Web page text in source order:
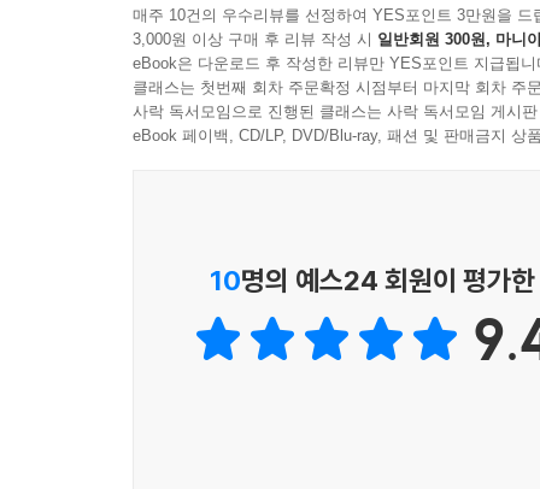
프루스트 이전 소설들의 종착지이자, 프루스트
프루스트의 『잃어버린 시간을 찾아서』는 《타
발레리, 베케트, 보부아르 같은 거장들뿐만 아니
17∼18세기 소설들이 인간 내면보다는 인간이 몸
문화, 정치, 역사 등 그야말로 ‘인간 삶’의 총체적
을 하게 해 준다.
매주 10건의 우수리뷰를 선정하여 YES포인트 3만원을 드
3,000원 이상 구매 후 리뷰 작성 시 일반회원 300원, 마니
eBook은 다운로드 후 작성한 리뷰만 YES포인트 지급됩니
클래스는 첫번째 회차 주문확정 시점부터 마지막 회차 주
사락 독서모임으로 진행된 클래스는 사락 독서모임 게시
eBook 페이백, CD/LP, DVD/Blu-ray, 패션 및 판매금지 상
10명의 예스24 회원이 평가